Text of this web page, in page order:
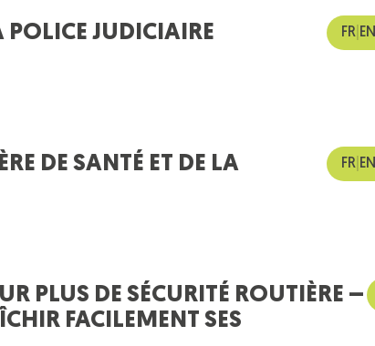
JUDICIAIRE FR EN
DE SANTÉ ET DE LA
FR EN
PLUS DE SÉCURITÉ ROUTIÈRE –
FACILEMENT SES